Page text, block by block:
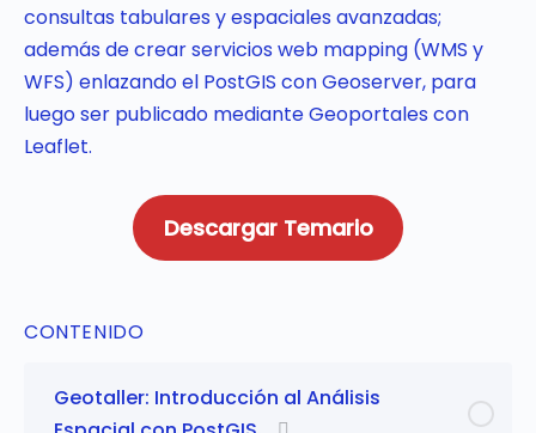
consultas tabulares y espaciales avanzadas;
además de crear servicios web mapping (WMS y
WFS) enlazando el PostGIS con Geoserver, para
luego ser publicado mediante Geoportales con
Leaflet.
Descargar Temario
CONTENIDO
Geotaller: Introducción al Análisis